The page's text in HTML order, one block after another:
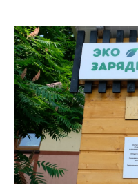
Контакты
Новости
в
регионе
и акционерам
Корпоративное
управление
Корпоративный
секретарь